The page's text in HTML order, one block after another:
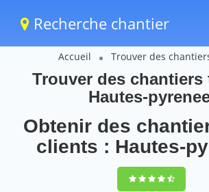
Recherche chantier
Accueil Trouver des
Trouver des chantiers
Hautes-
Obtenir des
clients : Hautes-